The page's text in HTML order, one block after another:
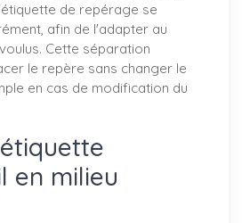
de repérage se
afin de l'adapter au
Cette séparation
le repère sans changer le
en cas de modification du
en milieu